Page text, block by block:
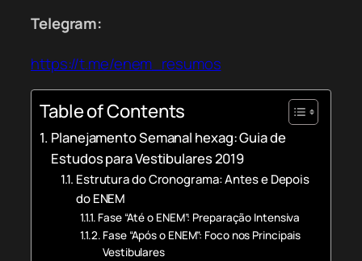
Telegram:
https://t.me/enem_resumos
Table of Contents
Planejamento Semanal hexag: Guia de
Estudos para Vestibulares 2019
Estrutura do Cronograma: Antes e Depois
do ENEM
Fase “Até o ENEM”: Preparação Intensiva
Fase “Após o ENEM”: Foco nos Principais
Vestibulares